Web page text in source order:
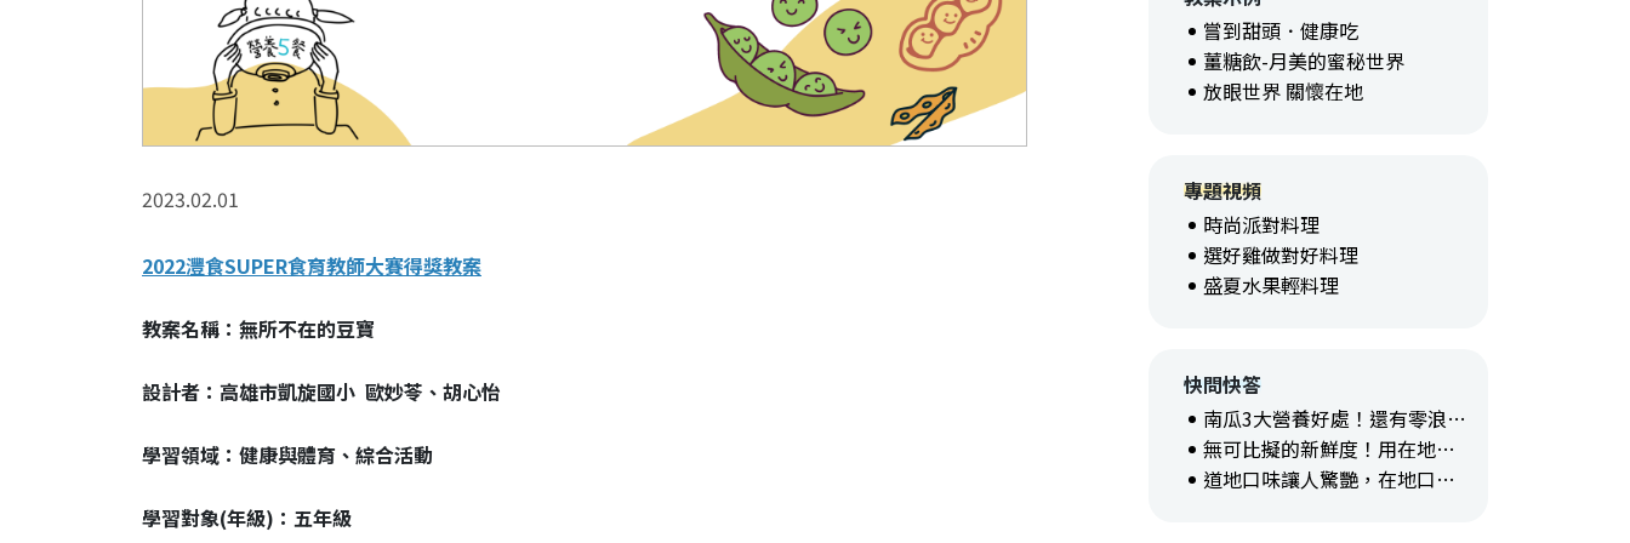
2023.02.01
2022灃食SUPER食育教師大賽得獎教案
教案名稱：無所不在的豆寶
設計者：高雄市凱旋國小 歐妙苓、胡心怡
學習領域：健康與體育、綜合活動
學習對象(年級)：五年級
嘗到甜頭．健康吃
薑糖飲-月美的蜜秘世界
放眼世界 關懷在地
專題視頻
時尚派對料理
選好雞做對好料理
盛夏水果輕料理
快問快答
南瓜3大營養好處！還有零浪費料理報你知！
無可比擬的新鮮度！用在地食材玩出料理新創意
道地口味讓人驚艷，在地口味令人懷念